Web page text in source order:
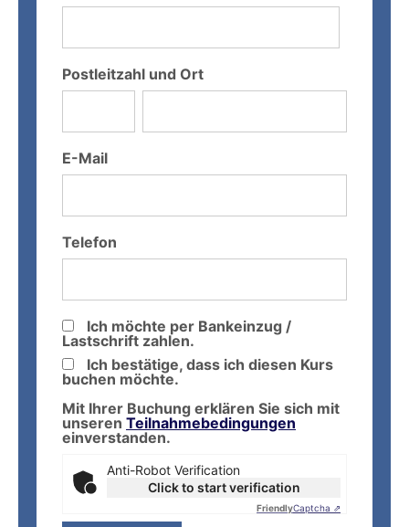
Postleitzahl und Ort
E-Mail
Telefon
Ich möchte per Bankeinzug /
Lastschrift zahlen.
Ich bestätige, dass ich diesen Kurs
buchen möchte.
Mit Ihrer Buchung erklären Sie sich mit
unseren Teilnahmebedingungen
einverstanden.
Anti-Robot Verification
Click to start verification
FriendlyCaptcha ⇗